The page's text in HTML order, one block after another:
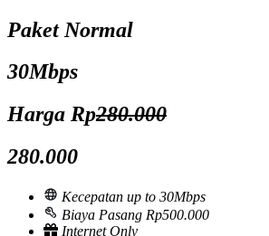
Paket Normal
30Mbps
Harga Rp280.000
280.000
Kecepatan up to 30Mbps
Biaya Pasang Rp500.000
Internet Only